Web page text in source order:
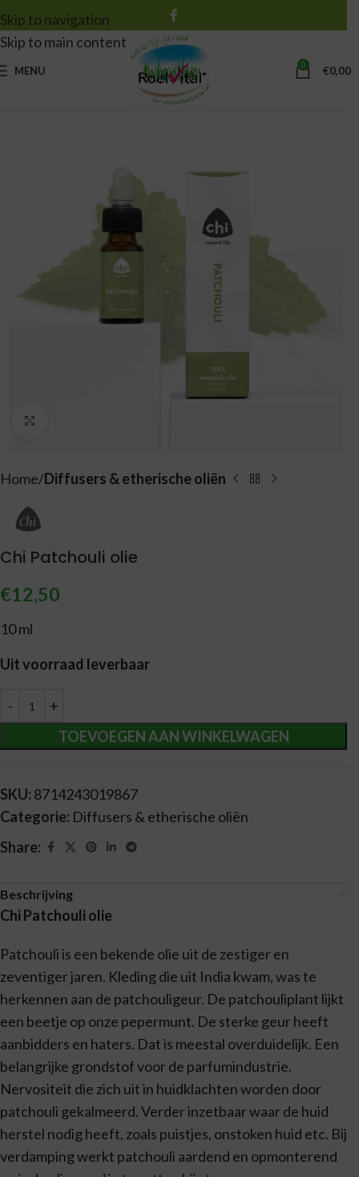
Skip to navigation
Skip to main content
MENU 0 €0,00
Home Diffusers & etherische oliën
Chi Patchouli olie
€12,50
10 ml
Uit voorraad leverbaar
TOEVOEGEN AAN WINKELWAGEN
Alternative:
SKU: 8714243019867
Categorie: Diffusers & etherische oliën
Share:
Beschrijving
Chi Patchouli olie
Patchouli is een bekende olie uit de zestiger en
zeventiger jaren. Kleding die uit India kwam, was te
herkennen aan de patchouligeur. De patchouliplant lijkt
een beetje op onze pepermunt. De sterke geur heeft
aanbidders en haters. Dat is meestal overduidelijk. Een
belangrijke grondstof voor de parfumindustrie.
Nervositeit die zich uit in huidklachten worden door
patchouli gekalmeerd. Verder inzetbaar waar de huid
herstel nodig heeft, zoals puistjes, onstoken huid etc. Bij
verdamping werkt patchouli aardend en opmonterend